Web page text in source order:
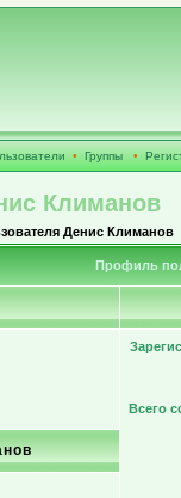
• Группы •
Климанов
Денис Климанов
Профиль
Всего